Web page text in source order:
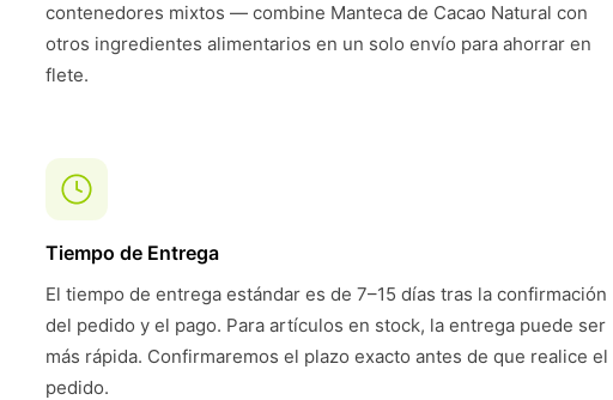
contenedores mixtos — combine Manteca de Cacao Natural con
otros ingredientes alimentarios en un solo envío para ahorrar en
flete.
Tiempo de Entrega
El tiempo de entrega estándar es de 7–15 días tras la confirmación
del pedido y el pago. Para artículos en stock, la entrega puede ser
más rápida. Confirmaremos el plazo exacto antes de que realice el
pedido.